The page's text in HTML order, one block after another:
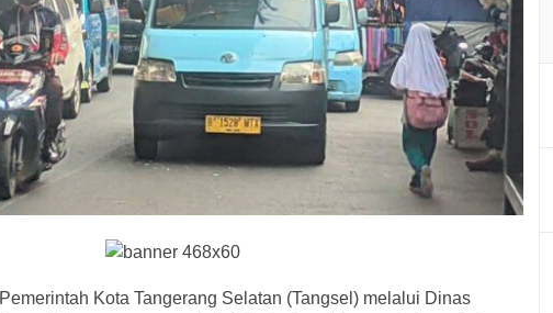
Pemerintah Kota Tangerang Selatan (Tangsel) melalui Dinas